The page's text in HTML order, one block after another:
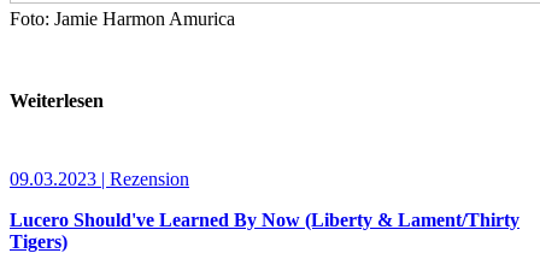
Foto: Jamie Harmon Amurica
Weiterlesen
09.03.2023 | Rezension
Lucero Should've Learned By Now (Liberty & Lament/Thirty
Tigers)